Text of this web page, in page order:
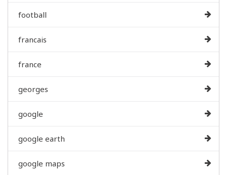
football
francais
france
georges
google
google earth
google maps